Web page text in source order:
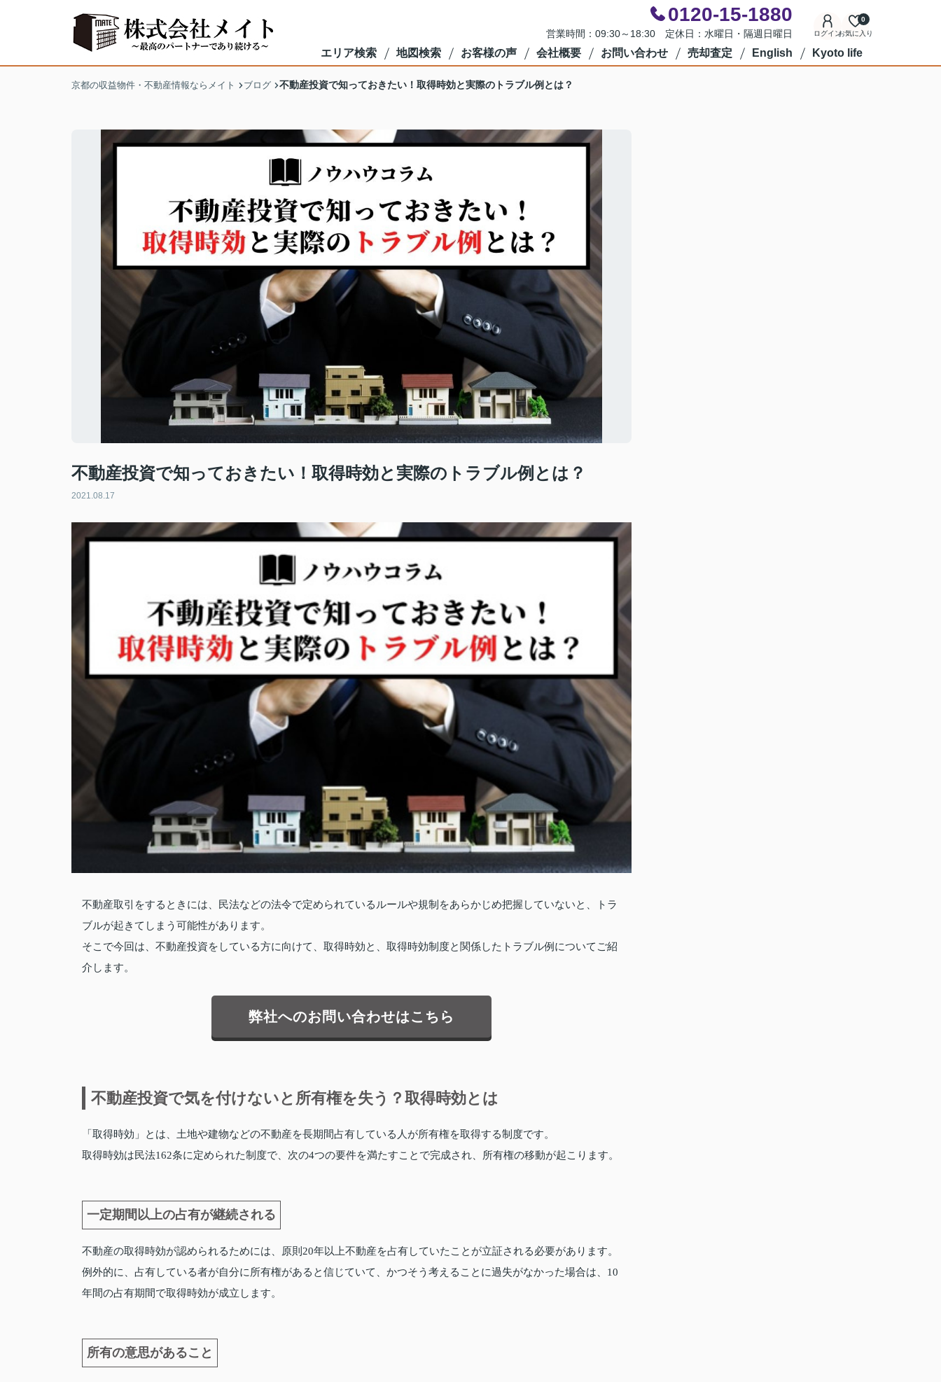
0120-15-1880
営業時間：09:30～18:30 定休日：水曜日・隔週日曜日 ログインお気に入り
0
エリア検索 地図検索 お客様の声 会社概要 お問い合わせ 売却査定 English Kyoto life
京都の収益物件・不動産情報ならメイト ブログ 不動産投資で知っておきたい！取得時効と実際のトラブル例とは？
不動産投資で知っておきたい！取得時効と実際のトラブル例とは？
2021.08.17
不動産取引をするときには、民法などの法令で定められているルールや規制をあらかじめ把握していないと、トラ
ブルが起きてしまう可能性があります。
そこで今回は、不動産投資をしている方に向けて、取得時効と、取得時効制度と関係したトラブル例についてご紹
介します。
弊社へのお問い合わせはこちら
不動産投資で気を付けないと所有権を失う？取得時効とは
「取得時効」とは、土地や建物などの不動産を長期間占有している人が所有権を取得する制度です。
取得時効は民法162条に定められた制度で、次の4つの要件を満たすことで完成され、所有権の移動が起こります。
一定期間以上の占有が継続される
不動産の取得時効が認められるためには、原則20年以上不動産を占有していたことが立証される必要があります。
例外的に、占有している者が自分に所有権があると信じていて、かつそう考えることに過失がなかった場合は、10
年間の占有期間で取得時効が成立します。
所有の意思があること